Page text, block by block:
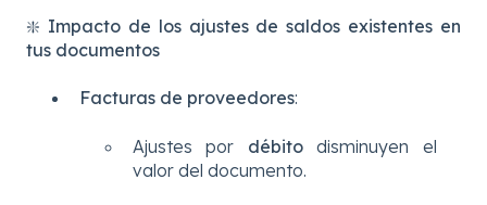
❇️ Impacto de los ajustes de saldos existentes en
tus documentos
Facturas de proveedores:
Ajustes por débitodisminuyen el
valor del documento.